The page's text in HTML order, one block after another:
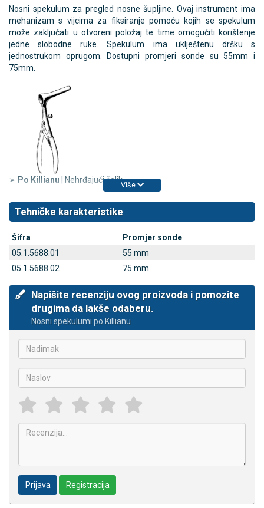
Nosni spekulum za pregled nosne šupljine. Ovaj instrument ima
mehanizam s vijcima za fiksiranje pomoću kojih se spekulum
može zaključati u otvoreni položaj te time omogućiti korištenje
jedne slobodne ruke. Spekulum ima uklještenu dršku s
jednostrukom oprugom. Dostupni promjeri sonde su 55mm i
75mm.
➢ Po Killianu | Nehrđajući čelik
Više
Tehničke karakteristike
Šifra
Promjer sonde
05.1.5688.01
55 mm
05.1.5688.02
75 mm
Napišite recenziju ovog proizvoda i pomozite
drugima da lakše odaberu.
Nosni spekulumi po Killianu
Prijava Registracija